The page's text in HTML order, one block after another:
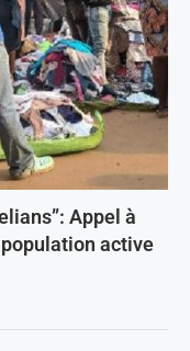
Appel à
active